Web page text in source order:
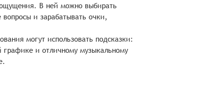
ощущения. В ней можно выбирать
и зарабатывать очки,
могут использовать подсказки:
и отличному музыкальному